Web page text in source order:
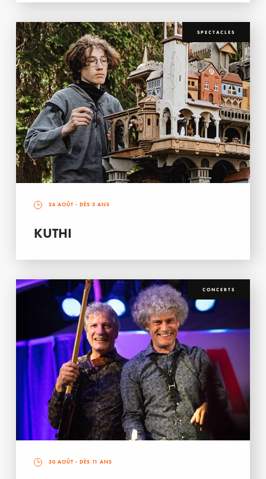
SPECTACLES
26 AOÛT - DÈS 3 ANS
KUTHI
CONCERTS
30 AOÛT - DÈS 11 ANS